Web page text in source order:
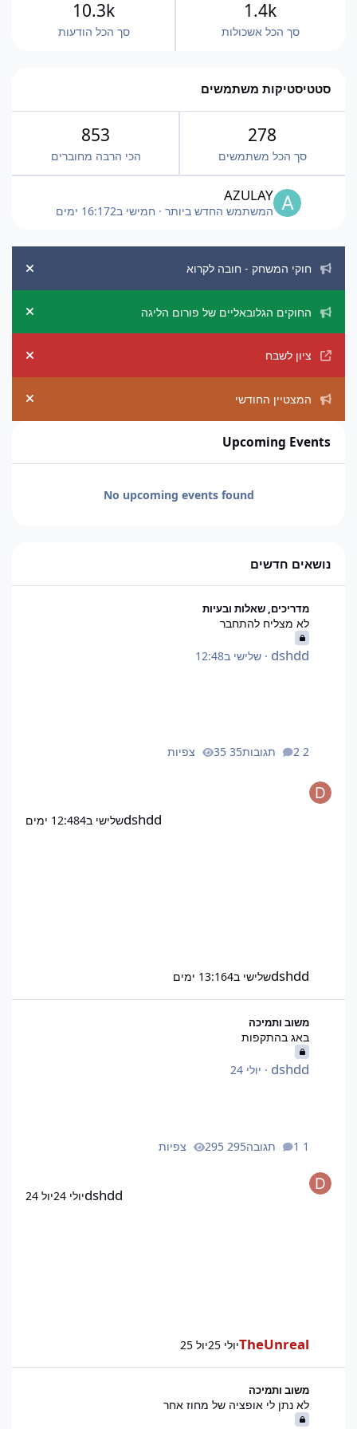
סך הכל אשכולות
1.4k
סך הכל הודעות
10.3k
סטטיסטיקות משתמשים
278
סך הכל משתמשים
853
הכי הרבה מחוברים
AZULAY
המשתמש החדש ביותר · חמישי ב16:172 ימים
חוקי המשחק - חובה לקרוא
החוקים הגלובאליים של פורום הליגה
ציון לשבח
המצטיין החודשי
Upcoming Events
No upcoming events found
נושאים חדשים
מדריכים, שאלות ובעיות
לא מצליח להתחבר
dshdd
· שלישי ב12:48
2 תגובות 35 צפיות
dshddשלישי ב12:484 ימים
dshddשלישי ב13:164 ימים
משוב ותמיכה
באג בהתקפות
dshdd
· יולי 24
1 תגובה 295 צפיות
dshddיולי 24 יול 24
TheUnrealיולי 25 יול 25
משוב ותמיכה
לא נתן לי אופציה של מחוז אחר